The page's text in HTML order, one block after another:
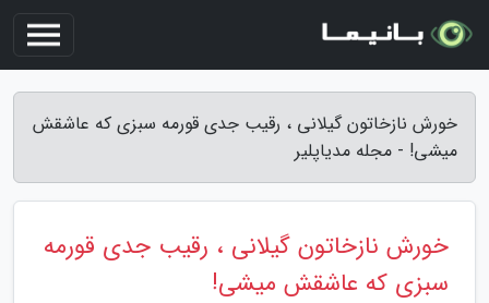
خورش نازخاتون گیلانی ، رقیب جدی قورمه سبزی که عاشقش
میشی! - مجله مدیاپلیر
خورش نازخاتون گیلانی ، رقیب جدی قورمه
سبزی که عاشقش میشی!